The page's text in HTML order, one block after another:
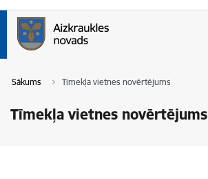
Sākums Tīmekļa vietnes novērtējums
Tīmekļa vietnes novērtējums